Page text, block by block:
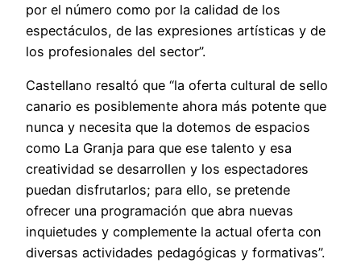
por el número como por la calidad de los
espectáculos, de las expresiones artísticas y de
los profesionales del sector”.
Castellano resaltó que “la oferta cultural de sello
canario es posiblemente ahora más potente que
nunca y necesita que la dotemos de espacios
como La Granja para que ese talento y esa
creatividad se desarrollen y los espectadores
puedan disfrutarlos; para ello, se pretende
ofrecer una programación que abra nuevas
inquietudes y complemente la actual oferta con
diversas actividades pedagógicas y formativas”.